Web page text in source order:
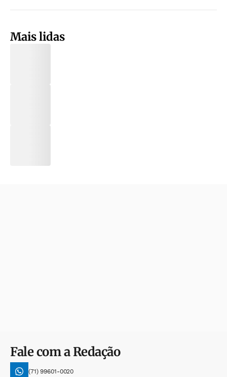
Mais lidas
Fale com a Redação
(71) 99601-0020